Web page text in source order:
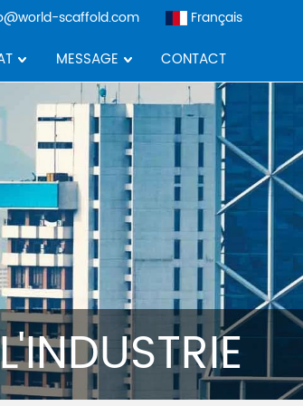
scaffold.com Français
MESSAGE CONTACT